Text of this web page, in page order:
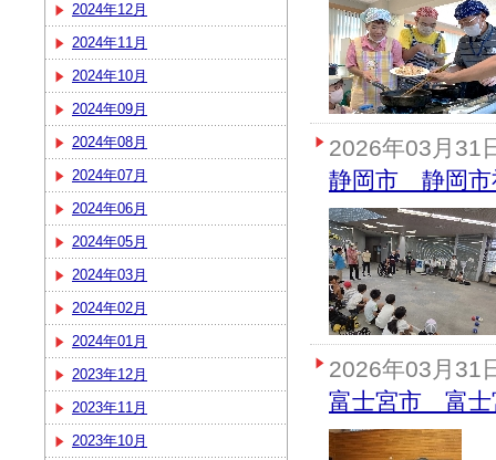
2024年12月
2024年11月
2024年10月
2024年09月
2024年08月
2024年07月
2024年06月
2024年05月
2024年03月
2024年02月
2024年01月
2023年12月
2023年11月
2023年10月
2026年03月31
静岡市 静岡市
2026年03月31
富士宮市 富士